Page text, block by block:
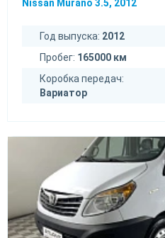
Nissan Murano 3.5, 2012
Год выпуска: 2012
Пробег: 165000 км
Коробка передач:
Вариатор